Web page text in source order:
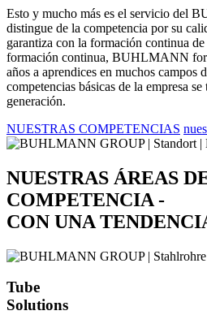
Esto y mucho más es el servicio del
distingue de la competencia por su
garantiza con la formación continua
formación continua, BUHLMANN
años a aprendices en muchos campos
competencias básicas de la empresa
generación.
NUESTRAS COMPETENCIAS
NUESTRAS ÁREAS
COMPETENCIA -
CON UNA
Tube
Solutions